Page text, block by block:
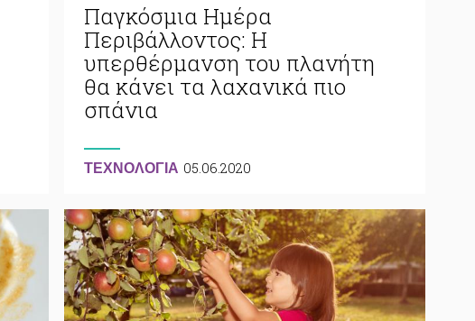
Παγκόσμια Ημέρα
Περιβάλλοντος: Η
υπερθέρμανση του πλανήτη
θα κάνει τα λαχανικά πιο
σπάνια
ΤΕΧΝΟΛΟΓΙΑ 05.06.2020